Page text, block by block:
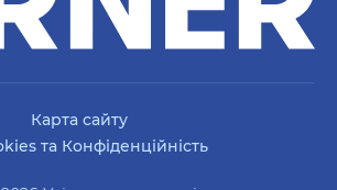
Карта сайту
та Конфіденційність